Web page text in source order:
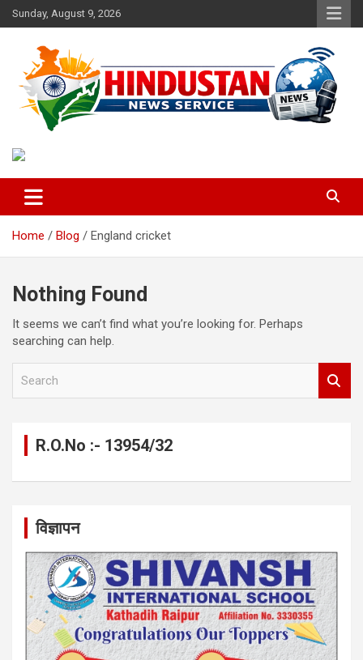
Skip
to
Sunday, August 9, 2026
Hindustan News Service
Home Blog England cricket
Nothing Found
It seems we can’t find what you’re looking for. Perhaps
searching can help.
R.O.No :- 13954/32
विज्ञापन